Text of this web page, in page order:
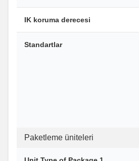
IK koruma derecesi
Standartlar
Paketleme üniteleri